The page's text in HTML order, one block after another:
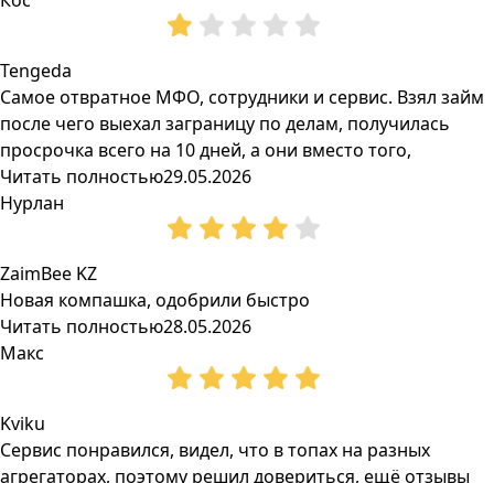
Tengeda
Самое отвратное МФО, сотрудники и сервис. Взял займ
после чего выехал заграницу по делам, получилась
просрочка всего на 10 дней, а они вместо того,
Читать полностью29.05.2026
Нурлан
ZaimBee KZ
Новая компашка, одобрили быстро
Читать полностью28.05.2026
Макс
Kviku
Сервис понравился, видел, что в топах на разных
агрегаторах, поэтому решил довериться, ещё отзывы